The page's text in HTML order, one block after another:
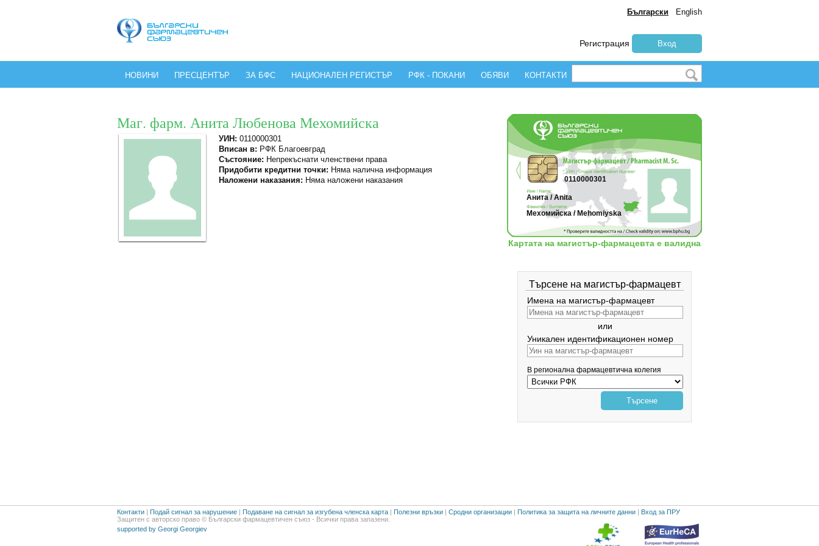
Български English
Регистрация Вход
НОВИНИ ПРЕСЦЕНТЪР ЗА БФС НАЦИОНАЛЕН РЕГИСТЪР РФК - ПОКАНИ ОБЯВИ КОНТАКТИ
Маг. фарм. Анита Любенова Мехомийска
УИН: 0110000301
Вписан в: РФК Благоевград
Състояние: Непрекъснати членствени права
Придобити кредитни точки: Няма налична информация
Наложени наказания: Няма наложени наказания 0110000301
Анита / Anita
Мехомийска / Mehomiyska
Картата на магистър-фармацевта е валидна
Търсене на магистър-фармацевт
Имена на магистър-фармацевт
или
Уникален идентификационен номер
В регионална фармацевтична колегия
Търсене
Контакти | Подай сигнал за нарушение | Подаване на сигнал за изгубена членска карта | Полезни връзки | Сродни организации | Политика за защита на личните данни | Вход за ПРУ
Защитен с авторско право © Български фармацевтичен съюз - Всички права запазени.
supported by Georgi Georgiev